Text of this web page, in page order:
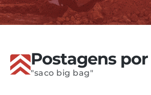
Postagens
"saco big bag"